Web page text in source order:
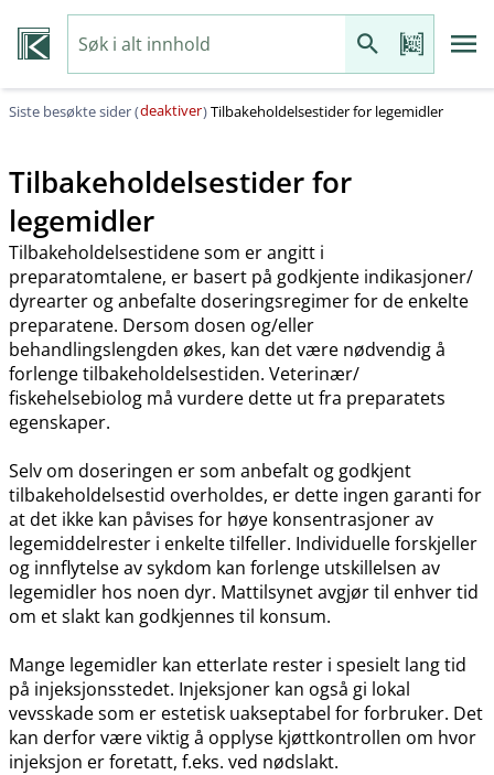
Siste besøkte sider (deaktiver)Tilbakeholdelsestider for legemidler
Tilbakeholdelsestider for
legemidler
Tilbakeholdelsestidene som er angitt i
preparatomtalene, er basert på godkjente indikasjoner​/​
dyrearter og anbefalte doseringsregimer for de enkelte
preparatene. Dersom dosen og​/​eller
behandlingslengden økes, kan det være nødvendig å
forlenge tilbakeholdelsestiden. Veterinær​/​
fiskehelsebiolog må vurdere dette ut fra preparatets
egenskaper.
Selv om doseringen er som anbefalt og godkjent
tilbakeholdelsestid overholdes, er dette ingen garanti for
at det ikke kan påvises for høye konsentrasjoner av
legemiddelrester i enkelte tilfeller. Individuelle forskjeller
og innflytelse av sykdom kan forlenge utskillelsen av
legemidler hos noen dyr. Mattilsynet avgjør til enhver tid
om et slakt kan godkjennes til konsum.
Mange legemidler kan etterlate rester i spesielt lang tid
på injeksjonsstedet. Injeksjoner kan også gi lokal
vevsskade som er estetisk uakseptabel for forbruker. Det
kan derfor være viktig å opplyse kjøttkontrollen om hvor
injeksjon er foretatt, f.eks. ved nødslakt.